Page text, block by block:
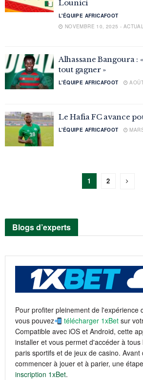
Lounici
L'ÉQUIPE AFRICAFOOT
NOVEMBRE 10, 2025 -
Alhassane Bangoura :
tout gagner »
L'ÉQUIPE AFRICAFOOT
Le Hafia FC avance
L'ÉQUIPE AFRICAFOOT
1 2
Blogs d’experts
Pour profiter pleinement de l'expérience
vous pouvez
télécharger 1xBet sur
Compatible avec iOS et Android, cette
installer et vous permet d'accéder à tous
paris sportifs et de jeux de casino. Avant
commencer à jouer et à parier, une
inscription 1xBet.